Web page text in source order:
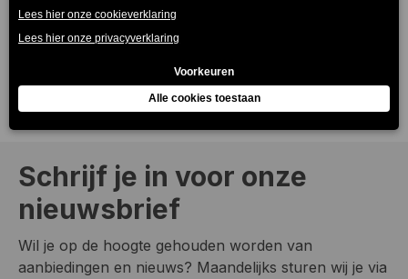
Schrijf je in voor onze
nieuwsbrief
Wil je op de hoogte gehouden worden van
aanbiedingen en nieuws? Maandelijks sturen wij je via